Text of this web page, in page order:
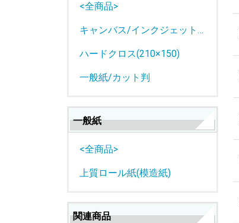
<全商品>
キャンバス/インクジェットロール紙
ハードクロス(210×150)
一般紙/カット判
一般紙
<全商品>
上質ロール紙(模造紙)
関連商品